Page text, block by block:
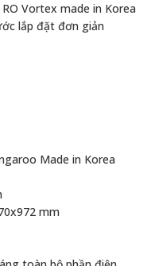
Vortex made in Korea
lắp đặt đơn giản
Made in Korea
mm